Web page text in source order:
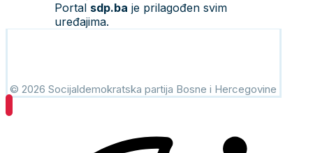
Portal sdp.ba je prilagođen svim
uređajima.
© 2026 Socijaldemokratska partija Bosne i Hercegovine